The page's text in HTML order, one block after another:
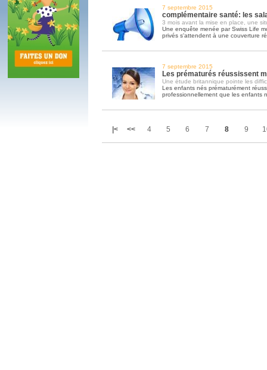
7 septembre 2015
complémentaire santé: les
3 mois avant la mise en place, une
Une enquête menée par Swiss Life
privés s'attendent à une couverture
7 septembre 2015
Les prématurés réussissent
Une étude britannique pointe les
Les enfants nés prématurément
professionnellement que les enfants
|< << 4 5 6 7 8 9